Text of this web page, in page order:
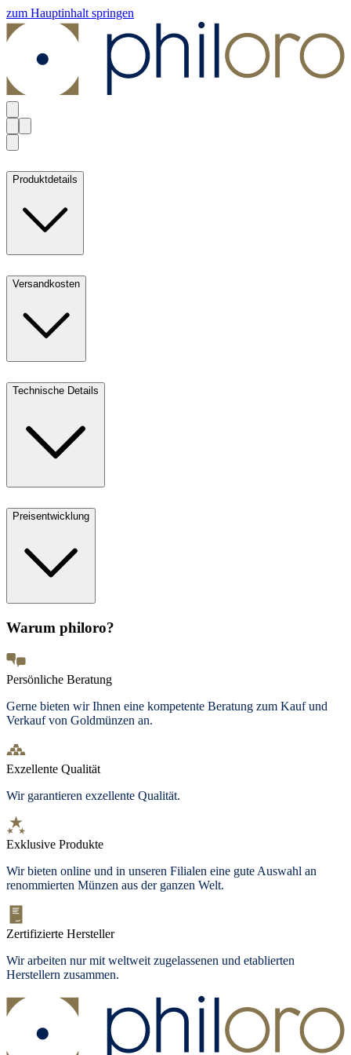
zum Hauptinhalt springen
Produktdetails
Versandkosten
Technische Details
Preisentwicklung
Warum philoro?
Persönliche Beratung
Gerne bieten wir Ihnen eine kompetente Beratung zum Kauf und
Verkauf von Goldmünzen an.
Exzellente Qualität
Wir garantieren exzellente Qualität.
Exklusive Produkte
Wir bieten online und in unseren Filialen eine gute Auswahl an
renommierten Münzen aus der ganzen Welt.
Zertifizierte Hersteller
Wir arbeiten nur mit weltweit zugelassenen und etablierten
Herstellern zusammen.